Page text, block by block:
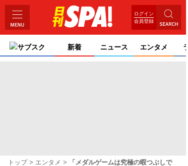
ログイン
会員登録
サブスク 新着 ニュース エンタメ
トップ エンタメ
「メダルゲームは究極の暇つぶしで